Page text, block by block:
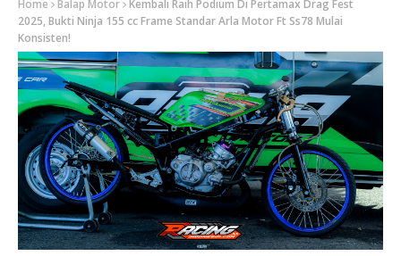
Home Balap Motor Kembali Raih Podium Di Pertamax Drag Fest
2025, Bukti Ninja 155 cc Frame Standar Arla Motor Ft Ss78 Mulai
Konsisten!